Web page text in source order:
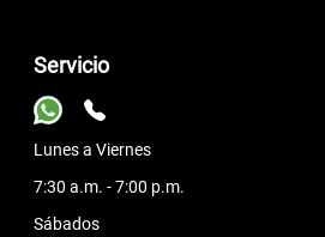
Servicio
Lunes a Viernes
7:30 a.m. - 7:00 p.m.
Sábados